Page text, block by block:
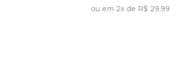
ou em 2x de R$ 29,99